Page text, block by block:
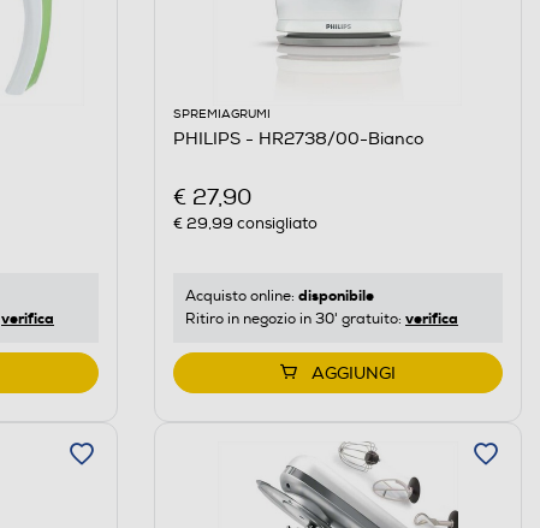
verifica
SPREMIAGRUMI
PHILIPS - HR2738/00-Bianco
€ 27,90
€ 29,99 consigliato
Acquisto online: disponibile
Ritiro in negozio in 30' gratuito: verifica
AGGIUNGI